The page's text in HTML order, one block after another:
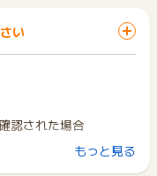
い
認された場合
もっと見る